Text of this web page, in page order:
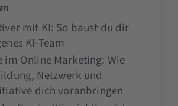
mit KI: So baust du dir
KI-Team
im Online Marketing: Wie
Netzwerk und
dich voranbringen